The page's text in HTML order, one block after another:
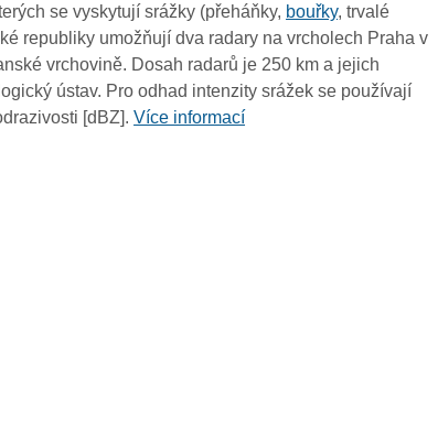
07:10
07:00
06:50
06:40
se vyskytují srážky (přeháňky, bouřky, trvalé
republiky umožňují dva radary na vrcholech Praha v
vrchovině. Dosah radarů je 250 km a jejich
ústav. Pro odhad intenzity srážek se používají
[dBZ].Více informací